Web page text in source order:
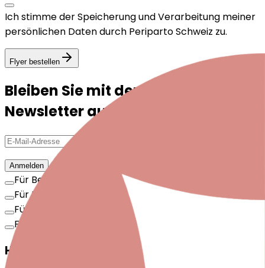
Ich stimme der Speicherung und Verarbeitung meiner
persönlichen Daten durch Periparto Schweiz zu.
Flyer bestellen
Bleiben Sie mit dem Periparto-
Newsletter auf dem Laufenden!
Anmelden
Für Betroffene
Für Fachpersonen
Für Arbeitgebende
Für Interessierte
Hilfe ermöglichen